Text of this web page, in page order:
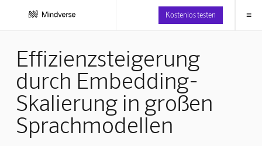
Kostenlos testen ≡
Effizienzsteigerung
durch Embedding-
Skalierung in großen
Sprachmodellen